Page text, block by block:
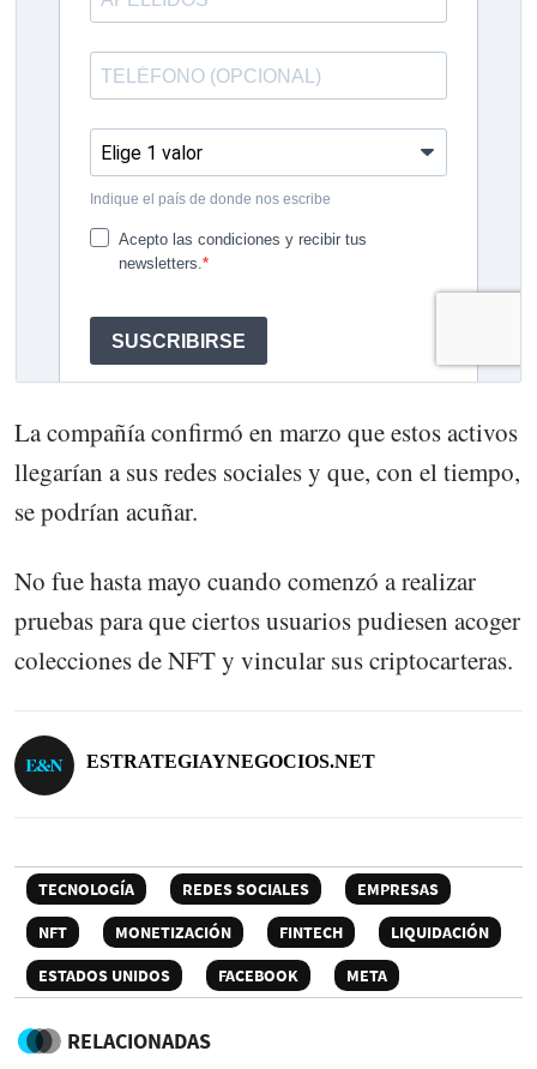
La compañía confirmó en marzo que estos activos
llegarían a sus redes sociales y que, con el tiempo,
se podrían acuñar.
No fue hasta mayo cuando comenzó a realizar
pruebas para que ciertos usuarios pudiesen acoger
colecciones de NFT y vincular sus criptocarteras.
ESTRATEGIAYNEGOCIOS.NET
TECNOLOGÍA REDES SOCIALES
EMPRESAS
NFT
MONETIZACIÓN FINTECH
LIQUIDACIÓN
ESTADOS UNIDOS
FACEBOOK META
RELACIONADAS